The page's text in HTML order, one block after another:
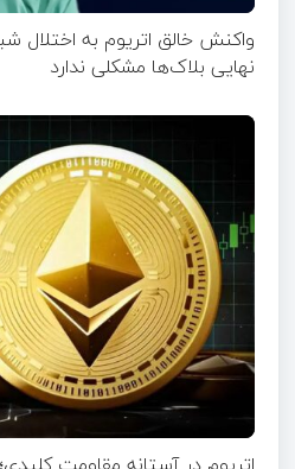
واکنش خالق اتریوم به اختلال
نهایی بلاک‌ها مشکلی ندارد